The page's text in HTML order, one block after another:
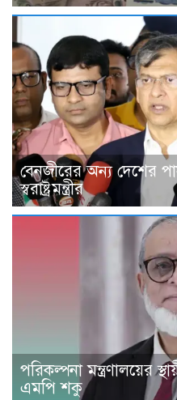
বেনজীরের অন্য দেশের
স্বরাষ্ট্রমন্ত্রীর
পরিকল্পনা মন্ত্রণালয়ের
এমপি শকু